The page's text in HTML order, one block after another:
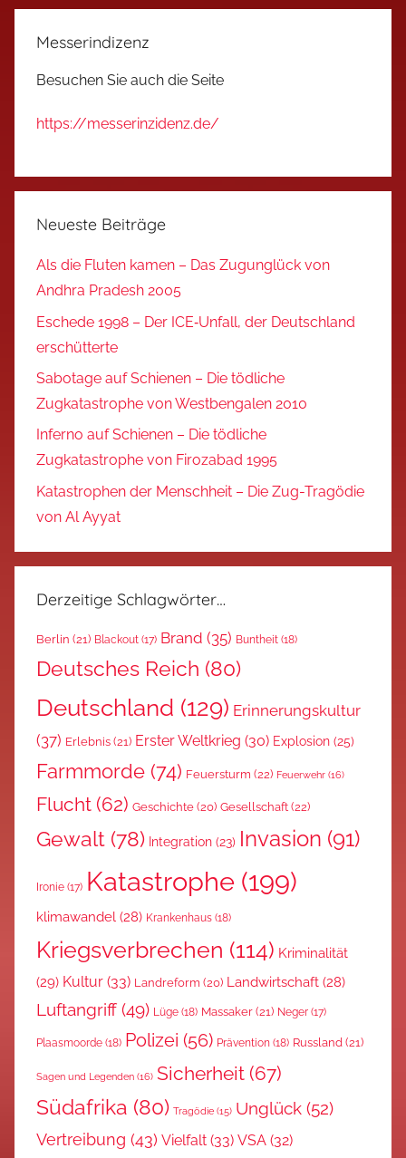
Messerindizenz
Besuchen Sie auch die Seite
https://messerinzidenz.de/
Neueste Beiträge
Als die Fluten kamen – Das Zugunglück von
Andhra Pradesh 2005
Eschede 1998 – Der ICE‑Unfall, der Deutschland
erschütterte
Sabotage auf Schienen – Die tödliche
Zugkatastrophe von Westbengalen 2010
Inferno auf Schienen – Die tödliche
Zugkatastrophe von Firozabad 1995
Katastrophen der Menschheit – Die Zug-Tragödie
von Al Ayyat
Derzeitige Schlagwörter…
Berlin (21) Blackout (17) Brand (35) Buntheit (18)
Deutsches Reich (80)
Deutschland (129) Erinnerungskultur
(37) Erlebnis (21) Erster Weltkrieg (30) Explosion (25)
Farmmorde (74) Feuersturm (22) Feuerwehr (16)
Flucht (62) Geschichte (20) Gesellschaft(22)
Gewalt (78) Integration (23) Invasion (91)
Ironie (17) Katastrophe (199)
klimawandel (28) Krankenhaus (18)
Kriegsverbrechen (114) Kriminalität
(29) Kultur (33) Landreform (20) Landwirtschaft (28)
Luftangriff (49) Lüge (18) Massaker (21) Neger (17)
Plaasmoorde (18) Polizei (56) Prävention (18) Russland (21)
Sagen und Legenden (16) Sicherheit (67)
Südafrika (80) Tragödie (15) Unglück (52)
Vertreibung (43) Vielfalt (33) VSA (32)